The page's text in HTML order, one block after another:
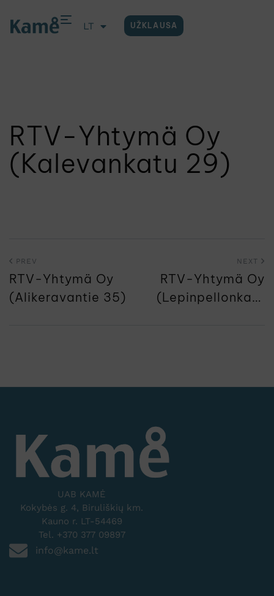
LT
EN UŽKLAUSA
RTV-Yhtymä Oy
(Kalevankatu 29)
PREV
RTV-Yhtymä Oy
(Alikeravantie 35)
NEXT
RTV-Yhtymä Oy
(Lepinpellonkatu
UAB KAMĖ
Kokybės g. 4, Biruliškių km.
Kauno r. LT-54469
Tel. +370 377 09897
info@kame.lt